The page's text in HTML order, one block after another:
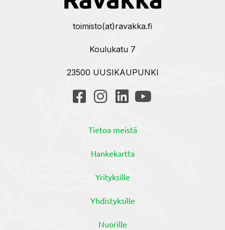
toimisto(at)ravakka.fi
Koulukatu 7
23500 UUSIKAUPUNKI
Tietoa meistä
Hankekartta
Yrityksille
Yhdistyksille
Nuorille